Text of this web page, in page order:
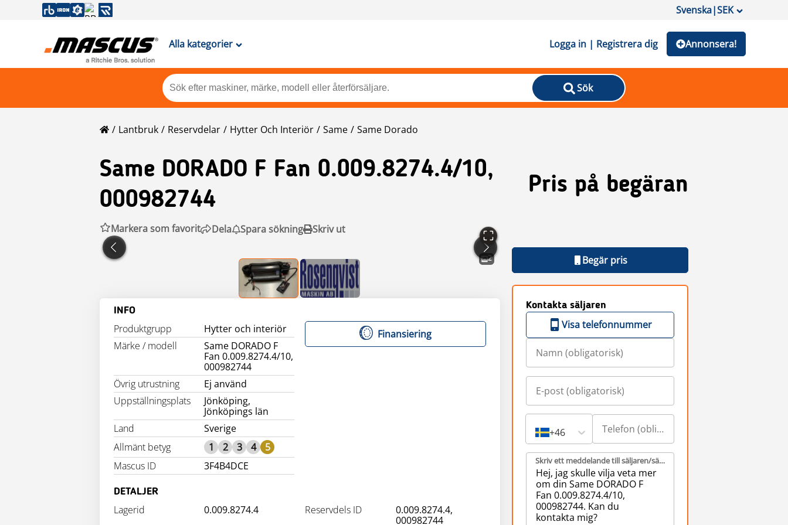
Svenska|SEK
Alla kategorier Logga in | Registrera dig Annonsera!
Sök
Lantbruk Reservdelar Hytter Och Interiör Same Same Dorado
Same DORADO F Fan 0.009.8274.4/10,
000982744
Pris på begäran
Markera som favorit Dela Spara sökning Skriv ut
2
INFO
Produktgrupp
Hytter och interiör
Märke / modell
Same DORADO F
Fan 0.009.8274.4/10,
000982744
Övrig utrustning
Ej använd
Uppställningsplats
Jönköping,
Jönköpings län
Land
Sverige
Allmänt betyg
1 2 3 4
5
Mascus ID
3F4B4DCE
Finansiering
DETALJER
Lagerid 0.009.8274.4 Reservdels ID
0.009.8274.4,
000982744
Begär pris
Kontakta säljaren
Visa telefonnummer
+46
Skriv ett meddelande till säljaren/säljarna (obligatorisk)